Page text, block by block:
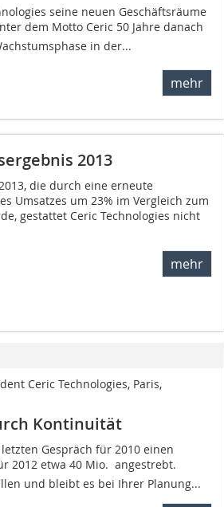
seine neuen Geschäftsräume
dem Motto Ceric 50 Jahre danach
in der...
mehr
2013
die durch eine erneute
Umsatzes um 23% im Vergleich zum
gestattet Ceric Technologies nicht
mehr
Ceric Technologies, Paris,
Kontinuität
Gespräch für 2010 ­einen
2012 etwa 40 Mio.  angestrebt.
und bleibt es bei ­Ihrer Planung...